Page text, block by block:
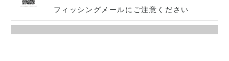
フィッシングメールにご注意ください